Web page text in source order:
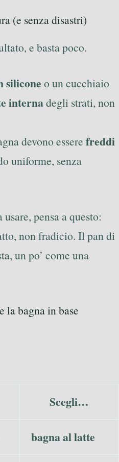
(e senza disastri)
e basta poco.
silicone o un cucchiaio
internadegli strati, non
devono essere freddi
uniforme, senza
pensa a questo:
non fradicio. Il pan di
un po’ come una
la bagna in base
Scegli…
bagna al latte